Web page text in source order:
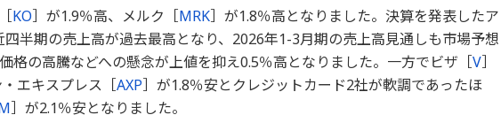
KO］が1.9％高、メルク［MRK］が1.8％高となりました。決算を発表したア
四半期の売上高が過去最高となり、2026年1-3月期の売上高見通しも市場予想
格の高騰などへの懸念が上値を抑え0.5％高となりました。一方でビザ［V］
エキスプレス［AXP］が1.8％安とクレジットカード2社が軟調であったほ
］が2.1％安となりました。